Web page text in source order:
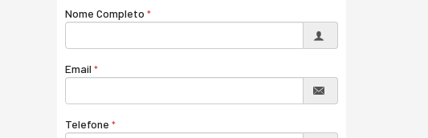
Nome Completo
Email
Telefone